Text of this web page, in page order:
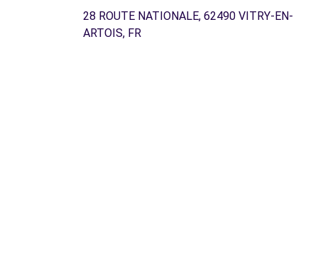
28 ROUTE NATIONALE, 62490 VITRY-EN-
ARTOIS, FR